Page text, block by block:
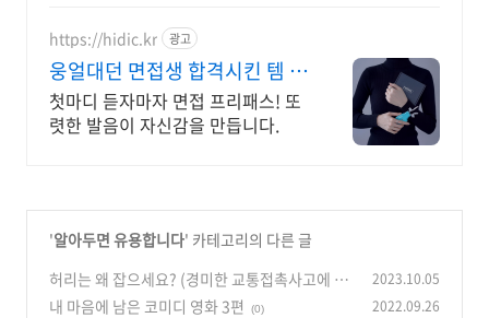
https://hidic.kr 광고
웅얼대던 면접생 합격시킨 템 면
접 합격 필수템
첫마디 듣자마자 면접 프리패스! 또
렷한 발음이 자신감을 만듭니다.
'알아두면 유용합니다' 카테고리의 다른 글
허리는 왜 잡으세요? (경미한 교통접촉사고에 참
고하세요)
(0)
2023.10.05
내 마음에 남은 코미디 영화 3편 (0) 2022.09.26